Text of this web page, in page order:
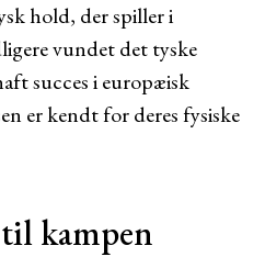
hold, der spiller i
vundet det tyske
succes i europæisk
er kendt for deres fysiske
kampen